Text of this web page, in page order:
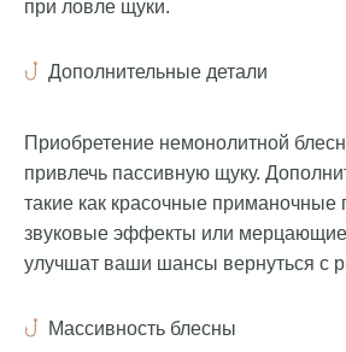
при ловле щуки.
Дополнительные детали
Приобретение немонолитной
привлечь пассивную щуку.
такие как красочные приманочные
звуковые эффекты или
улучшат ваши шансы вернуться с
Массивность блесны